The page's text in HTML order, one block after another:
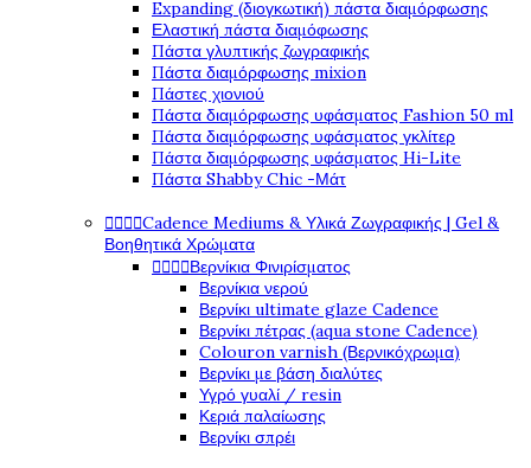
Expanding (διογκωτική) πάστα διαμόρφωσης
Ελαστική πάστα διαμόφωσης
Πάστα γλυπτικής ζωγραφικής
Πάστα διαμόρφωσης mixion
Πάστες χιονιού
Πάστα διαμόρφωσης υφάσματος Fashion 50 ml
Πάστα διαμόρφωσης υφάσματος γκλίτερ
Πάστα διαμόρφωσης υφάσματος Hi-Lite
Πάστα Shabby Chic -Μάτ
Cadence Mediums & Υλικά Ζωγραφικής | Gel &
Βοηθητικά Χρώματα
Βερνίκια Φινιρίσματος
Βερνίκια νερού
Βερνίκι ultimate glaze Cadence
Βερνίκι πέτρας (aqua stone Cadence)
Colouron varnish (Βερνικόχρωμα)
Βερνίκι με βάση διαλύτες
Υγρό γυαλί / resin
Κεριά παλαίωσης
Βερνίκι σπρέι